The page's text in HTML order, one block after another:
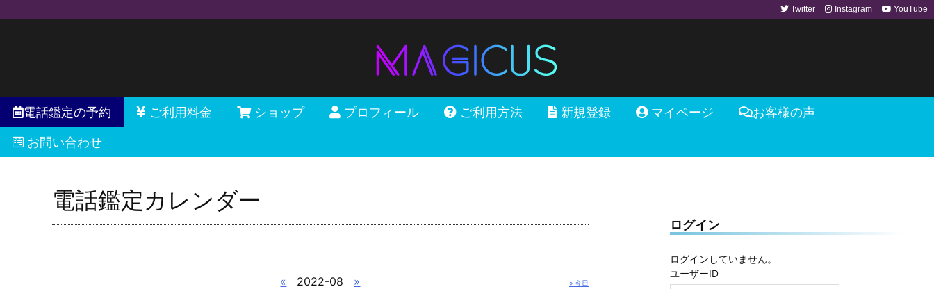
電話鑑定の予約 ご利用料金 ショップ プロフィール ご利用方法 新規登録 マイページ お客様の声
お問い合わせ
Twitter Instagram YouTube
電話鑑定カレンダー
« 2022-08 » » 今日
ログイン
ログインしていません。
ユーザーID